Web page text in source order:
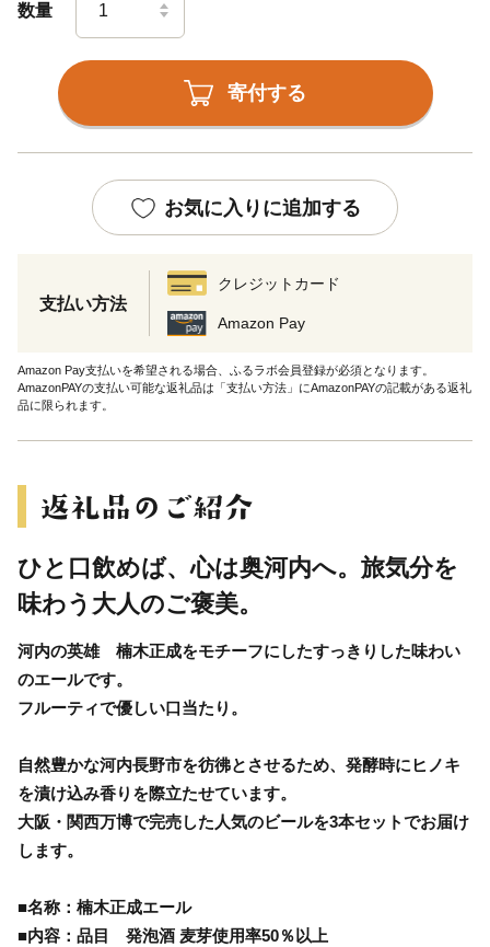
数量
寄付する
お気に入りに追加する
支払い方法
クレジットカード
Amazon Pay
Amazon Pay支払いを希望される場合、ふるラボ会員登録が必須となります。
AmazonPAYの支払い可能な返礼品は「支払い方法」にAmazonPAYの記載がある返礼
品に限られます。
ひと口飲めば、心は奥河内へ。旅気分を
味わう大人のご褒美。
河内の英雄 楠木正成をモチーフにしたすっきりした味わい
のエールです。
フルーティで優しい口当たり。
自然豊かな河内長野市を彷彿とさせるため、発酵時にヒノキ
を漬け込み香りを際立たせています。
大阪・関西万博で完売した人気のビールを3本セットでお届け
します。
■名称：楠木正成エール
■内容：品目 発泡酒 麦芽使用率50％以上